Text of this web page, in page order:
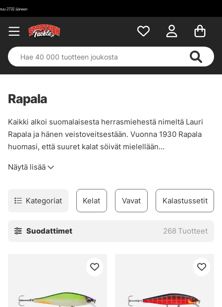
Rapala
Kaikki alkoi suomalaisesta herrasmiehestä nimeltä Lauri
Rapala ja hänen veistoveitsestään. Vuonna 1930 Rapala
huomasi, että suuret kalat söivät mielellään
niin ilmeinen, ettei hän oikein voinut antaa asian olla. Hän
otti suklaapatukan alumiinifoliota syötin sivujen
peittämiseen, sulatettua valokuvanegatiivia
loukkaantunut syöttikala. Legendan mukaan Lauri sai tällä
Näytä lisää
Kategoriat Kelat Vavat Kalastussetit
Suodattimet 268 Tuotteet